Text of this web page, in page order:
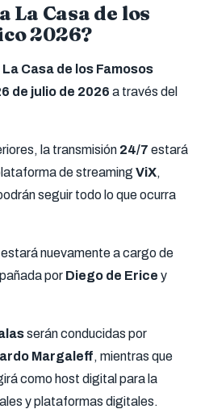
La Casa de los
2026?
La Casa de los Famosos
de julio de 2026 a través del
la transmisión 24/7 estará
de streaming ViX,
seguir todo lo que ocurra
nuevamente a cargo de
por Diego de Erice y
serán conducidas por
Margaleff, mientras que
como host digital para la
y plataformas digitales.